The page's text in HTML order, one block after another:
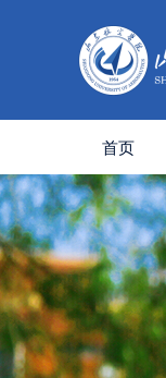
首页